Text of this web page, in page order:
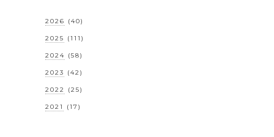
2026 (40)
2025 (111)
2024 (58)
2023 (42)
2022 (25)
2021 (17)